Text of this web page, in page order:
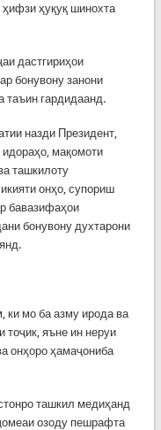
ҳуқуқ шинохта
дастгириҳои
бонувону занони
таъин гардидаанд.
назди Президент,
идораҳо, мақомоти
ташкилоту
онҳо, супориш
бавазифаҳои
бонувону духтарони
ки мо ба азму ирода ва
тоҷик, яъне ин неруи
онҳоро ҳамаҷониба
ташкил медиҳанд
озоду пешрафта